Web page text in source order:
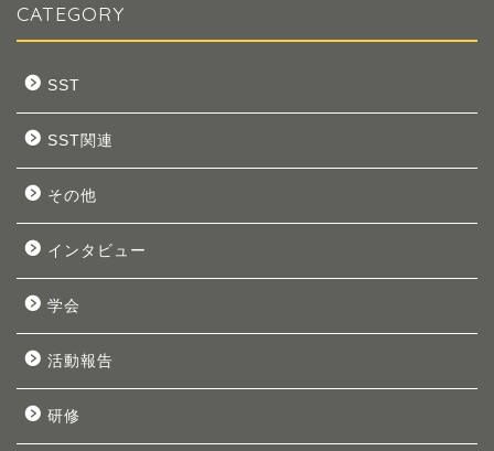
CATEGORY
SST
SST関連
その他
インタビュー
学会
活動報告
研修